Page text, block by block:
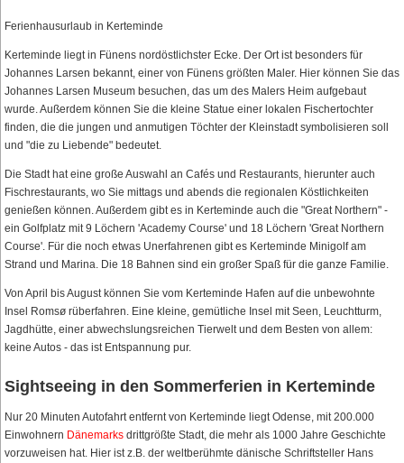
Ferienhausurlaub in Kerteminde
Kerteminde liegt in Fünens nordöstlichster Ecke. Der Ort ist besonders für
Johannes Larsen bekannt, einer von Fünens größten Maler. Hier können Sie das
Johannes Larsen Museum besuchen, das um des Malers Heim aufgebaut
wurde. Außerdem können Sie die kleine Statue einer lokalen Fischertochter
finden, die die jungen und anmutigen Töchter der Kleinstadt symbolisieren soll
und "die zu Liebende" bedeutet.
Die Stadt hat eine große Auswahl an Cafés und Restaurants, hierunter auch
Fischrestaurants, wo Sie mittags und abends die regionalen Köstlichkeiten
genießen können. Außerdem gibt es in Kerteminde auch die "Great Northern" -
ein Golfplatz mit 9 Löchern 'Academy Course' und 18 Löchern 'Great Northern
Course'. Für die noch etwas Unerfahrenen gibt es Kerteminde Minigolf am
Strand und Marina. Die 18 Bahnen sind ein großer Spaß für die ganze Familie.
Von April bis August können Sie vom Kerteminde Hafen auf die unbewohnte
Insel Romsø rüberfahren. Eine kleine, gemütliche Insel mit Seen, Leuchtturm,
Jagdhütte, einer abwechslungsreichen Tierwelt und dem Besten von allem:
keine Autos - das ist Entspannung pur.
Sightseeing in den Sommerferien in Kerteminde
Nur 20 Minuten Autofahrt entfernt von Kerteminde liegt Odense, mit 200.000
Einwohnern Dänemarks drittgrößte Stadt, die mehr als 1000 Jahre Geschichte
vorzuweisen hat. Hier ist z.B. der weltberühmte dänische Schriftsteller Hans